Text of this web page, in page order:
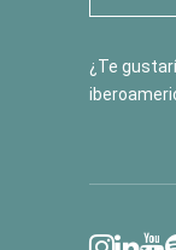
¿Te